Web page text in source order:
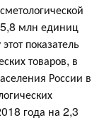
млн единиц
показатель
товаров, в
России в
года на 2,3